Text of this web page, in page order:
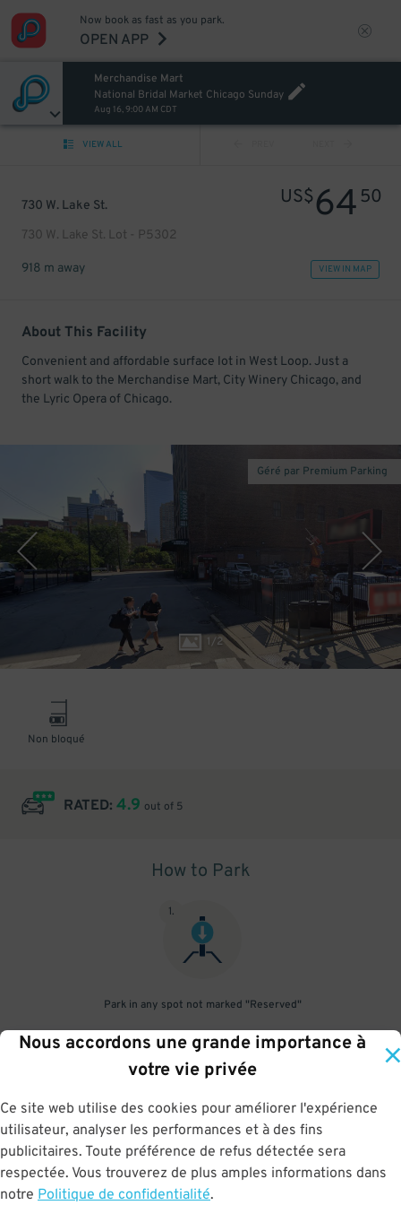
Nous accordons une grande importance à
votre vie privée
Ce site web utilise des cookies pour améliorer l'expérience
utilisateur, analyser les performances et à des fins
publicitaires. Toute préférence de refus détectée sera
respectée. Vous trouverez de plus amples informations dans
notre Politique de confidentialité.
Now book as fast as you park.
OPEN APP
Merchandise Mart
National Bridal Market Chicago Sunday
Aug 16, 9:00 AM CDT
VIEW ALL
730 W. Lake St.
730 W. Lake St. Lot - P5302
US$6450
918 m away VIEW IN MAP
About This Facility
Convenient and affordable surface lot in West Loop. Just a
short walk to the Merchandise Mart, City Winery Chicago, and
the Lyric Opera of Chicago.
1/2
Géré par Premium Parking
Non bloqué
RATED: 4.9 out of 5
How to Park
1.
Park in any spot not marked "Reserved"
2.
No need to speak to an attendant; your parking pass is validated
by your license plate